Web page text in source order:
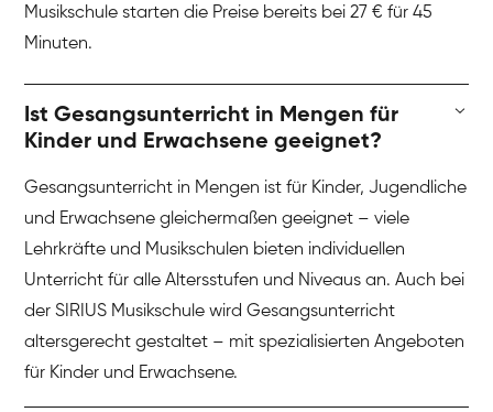
Musikschule starten die Preise bereits bei 27 € für 45
Minuten.
Ist Gesangsunterricht in Mengen für
Kinder und Erwachsene geeignet?
Gesangsunterricht in Mengen ist für Kinder, Jugendliche
und Erwachsene gleichermaßen geeignet – viele
Lehrkräfte und Musikschulen bieten individuellen
Unterricht für alle Altersstufen und Niveaus an. Auch bei
der SIRIUS Musikschule wird Gesangsunterricht
altersgerecht gestaltet – mit spezialisierten Angeboten
für Kinder und Erwachsene.